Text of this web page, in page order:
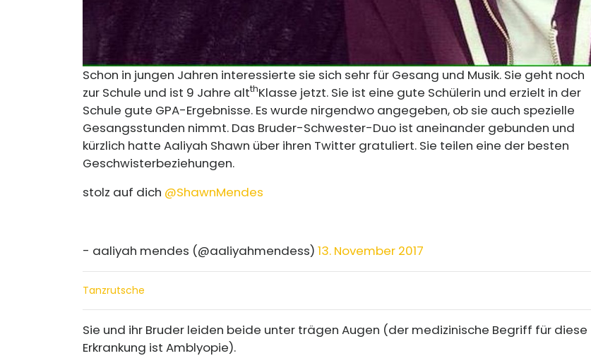
Schon in jungen Jahren interessierte sie sich sehr für Gesang und Musik. Sie geht noch
zur Schule und ist 9 Jahre altthKlasse jetzt. Sie ist eine gute Schülerin und erzielt in der
Schule gute GPA-Ergebnisse. Es wurde nirgendwo angegeben, ob sie auch spezielle
Gesangsstunden nimmt. Das Bruder-Schwester-Duo ist aneinander gebunden und
kürzlich hatte Aaliyah Shawn über ihren Twitter gratuliert. Sie teilen eine der besten
Geschwisterbeziehungen.
stolz auf dich @ShawnMendes
- aaliyah mendes (@aaliyahmendess) 13. November 2017
Tanzrutsche
Sie und ihr Bruder leiden beide unter trägen Augen (der medizinische Begriff für diese
Erkrankung ist Amblyopie).